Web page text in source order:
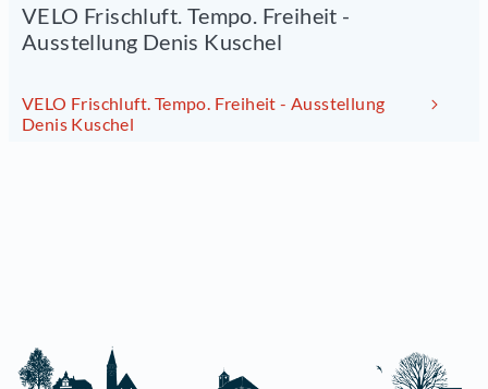
VELO Frischluft. Tempo. Freiheit -
Ausstellung Denis Kuschel
VELO Frischluft. Tempo. Freiheit - Ausstellung
Denis Kuschel